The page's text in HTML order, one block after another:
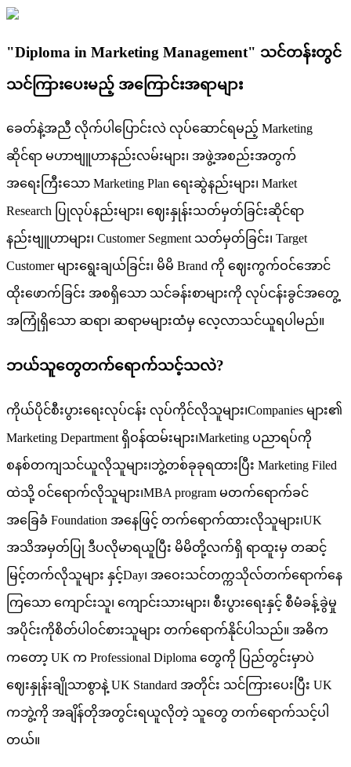
"Diploma in Marketing Management" သင်တန်းတွင်
သင်ကြားပေးမည့် အကြောင်းအရာများ
ခေတ်နဲ့အညီ လိုက်ပါပြောင်းလဲ လုပ်ဆောင်ရမည့် Marketing
ဆိုင်ရာ မဟာဗျူဟာနည်းလမ်းများ၊ အဖွဲ့အစည်းအတွက်
အရေးကြီးသော Marketing Plan ရေးဆွဲနည်းများ၊ Market
Research ပြုလုပ်နည်းများ၊ ဈေးနှုန်းသတ်မှတ်ခြင်းဆိုင်ရာ
နည်းဗျူဟာများ၊ Customer Segment သတ်မှတ်ခြင်း၊ Target
Customer များရွေးချယ်ခြင်း၊ မိမိ Brand ကို ဈေးကွက်ဝင်အောင်
ထိုးဖောက်ခြင်း အစရှိသော သင်ခန်းစာများကို လုပ်ငန်းခွင်အတွေ့
အကြုံရှိသော ဆရာ၊ ဆရာမများထံမှ လေ့လာသင်ယူရပါမည်။
ဘယ်သူတွေတက်ရောက်သင့်သလဲ?
ကိုယ်ပိုင်စီးပွားရေးလုပ်ငန်း လုပ်ကိုင်လိုသူများ၊Companies များ၏
Marketing Department ရှိဝန်ထမ်းများ၊Marketing ပညာရပ်ကို
စနစ်တကျသင်ယူလိုသူများ၊ဘွဲ့တစ်ခုခုရထားပြီး Marketing Filed
ထဲသို့ ဝင်ရောက်လိုသူများ၊MBA program မတက်ရောက်ခင်
အခြေခံ Foundation အနေဖြင့် တက်ရောက်ထားလိုသူများ၊UK
အသိအမှတ်ပြု ဒီပလိုမာရယူပြီး မိမိတို့လက်ရှိ ရာထူးမှ တဆင့်
မြင့်တက်လိုသူများ နှင့်Day၊ အဝေးသင်တက္ကသိုလ်တက်ရောက်နေ
ကြသော ကျောင်းသူ၊ ကျောင်းသားများ၊ စီးပွားရေးနှင့် စီမံခန့်ခွဲမှု
အပိုင်းကိုစိတ်ပါဝင်စားသူများ တက်ရောက်နိုင်ပါသည်။ အဓိက
ကတော့ UK က Professional Diploma တွေကို ပြည်တွင်းမှာပဲ
ဈေးနှုန်းချိုသာစွာနဲ့ UK Standard အတိုင်း သင်ကြားပေးပြီး UK
ကဘွဲ့ကို အချိန်တိုအတွင်းရယူလိုတဲ့ သူတွေ တက်ရောက်သင့်ပါ
တယ်။